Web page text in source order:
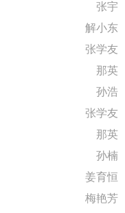
张宇
解小东
张学友
那英
孙浩
张学友
那英
孙楠
姜育恒
梅艳芳